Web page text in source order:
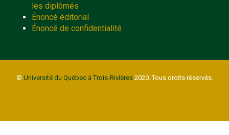
les diplômés
Énoncé éditorial
Énoncé de confidentialité
© Université du Québec à Trois-Rivières2020. Tous droits réservés.